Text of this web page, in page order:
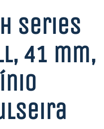
Series
41 mm,